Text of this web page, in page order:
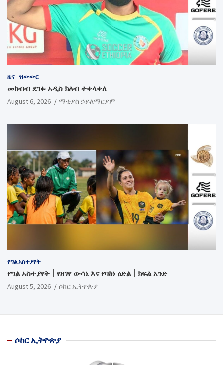
ዜና ዝውውር
መክብብ ደገፉ አዲስ ክለብ ተቀላቀለ
August 6, 2026 ማቲያስ ኃይለማርያም
የግል አስተያየት
የግል አስተያየት | የዘገየ ውሳኔ እና የባከነ ዕድል | ክፍል አንድ
August 5, 2026 ሶከር ኢትዮጵያ
ሶከር ኢትዮጵያ